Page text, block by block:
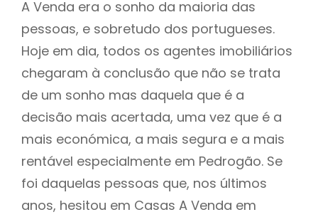
A Venda era o sonho da maioria das
pessoas, e sobretudo dos portugueses.
Hoje em dia, todos os agentes imobiliários
chegaram à conclusão que não se trata
de um sonho mas daquela que é a
decisão mais acertada, uma vez que é a
mais económica, a mais segura e a mais
rentável especialmente em Pedrogão. Se
foi daquelas pessoas que, nos últimos
anos, hesitou em Casas A Venda em